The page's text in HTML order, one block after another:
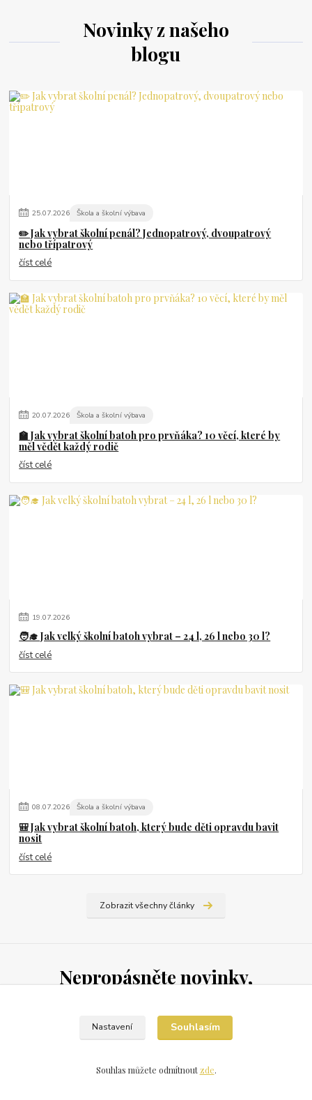
Novinky z našeho
blogu
25.07.2026 Škola a školní výbava
✏️ Jak vybrat školní penál? Jednopatrový, dvoupatrový
nebo třípatrový
číst celé
20.07.2026 Škola a školní výbava
🏫 Jak vybrat školní batoh pro prvňáka? 10 věcí, které by
měl vědět každý rodič
číst celé
19.07.2026
🧑‍🎓 Jak velký školní batoh vybrat – 24 l, 26 l nebo 30 l?
číst celé
08.07.2026 Škola a školní výbava
🎒 Jak vybrat školní batoh, který bude děti opravdu bavit
nosit
číst celé
Zobrazit všechny články
Nepropásněte novinky,
zpracováním osobních údajůza účelem rozesílky newsletteru.
Nastavení Souhlasím
Souhlas můžete odmítnoutzde.